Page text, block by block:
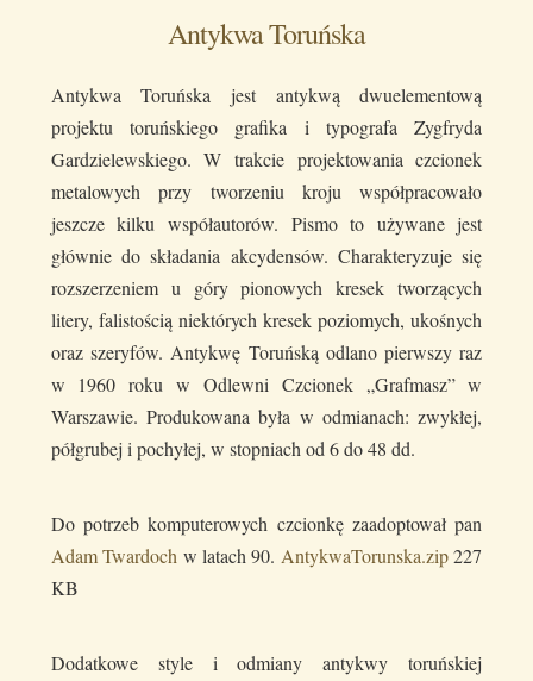
Antykwa Toruńska
Antykwa Toruńska jest antykwą dwuelementową
projektu toruńskiego grafika i typografa Zygfryda
Gardzielewskiego. W trakcie projektowania czcionek
metalowych przy tworzeniu kroju współpracowało
jeszcze kilku współautorów. Pismo to używane jest
głównie do składania akcydensów. Charakteryzuje się
rozszerzeniem u góry pionowych kresek tworzących
litery, falistością niektórych kresek poziomych, ukośnych
oraz szeryfów. Antykwę Toruńską odlano pierwszy raz
w 1960 roku w Odlewni Czcionek „Grafmasz” w
Warszawie. Produkowana była w odmianach: zwykłej,
półgrubej i pochyłej, w stopniach od 6 do 48 dd.
Do potrzeb komputerowych czcionkę zaadoptował pan
Adam Twardoch w latach 90. AntykwaTorunska.zip227
KB
Dodatkowe style i odmiany antykwy toruńskiej